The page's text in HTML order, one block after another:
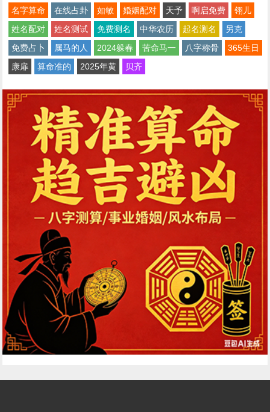
名字算命
在线占卦 如敏 婚姻配对 天予 啊启免费
翎儿
姓名配对
姓名测试 免费测名 中华农历 起名测名
另克
免费占卜
属马的人 2024躲春 苦命马一 八字称骨
365生日
康扉
算命准的 2025年黄 贝齐